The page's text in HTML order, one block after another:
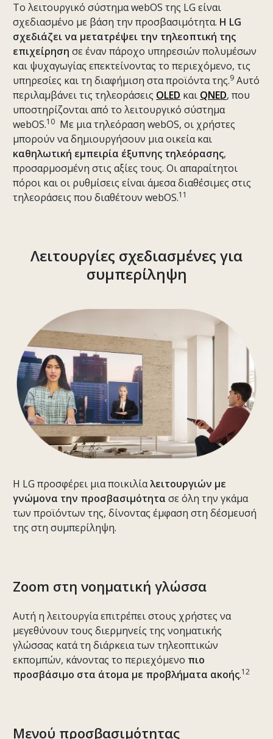
Το λειτουργικό σύστημα webOS της LG είναι
σχεδιασμένο με βάση την προσβασιμότητα. Η LG
σχεδιάζει να μετατρέψει την τηλεοπτική της
επιχείρηση σε έναν πάροχο υπηρεσιών πολυμέσων
και ψυχαγωγίας επεκτείνοντας το περιεχόμενο, τις
υπηρεσίες και τη διαφήμιση στα προϊόντα της.9 Αυτό
περιλαμβάνει τις τηλεοράσεις OLED και QNED, που
υποστηρίζονται από το λειτουργικό σύστημα
webOS.10 Με μια τηλεόραση webOS, οι χρήστες
μπορούν να δημιουργήσουν μια οικεία και
καθηλωτική εμπειρία έξυπνης τηλεόρασης,
προσαρμοσμένη στις αξίες τους. Οι απαραίτητοι
πόροι και οι ρυθμίσεις είναι άμεσα διαθέσιμες στις
τηλεοράσεις που διαθέτουν webOS.11
Λειτουργίες σχεδιασμένες για
συμπερίληψη
Η LG προσφέρει μια ποικιλίαλειτουργιών με
γνώμονα την προσβασιμότητασε όλη την γκάμα
των προϊόντων της, δίνοντας έμφαση στη δέσμευσή
της στη συμπερίληψη.
Zoom στη νοηματική γλώσσα
Αυτή η λειτουργία επιτρέπει στους χρήστες να
μεγεθύνουν τους διερμηνείς της νοηματικής
γλώσσας κατά τη διάρκεια των τηλεοπτικών
εκπομπών, κάνοντας το περιεχόμενο πιο
προσβάσιμο στα άτομα με προβλήματα ακοής.12
Μενού προσβασιμότητας